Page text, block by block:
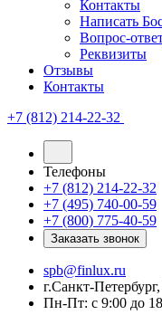
Контакты
Написать
Вопрос-
Реквизиты
Отзывы
Контакты
+7 (812) 214-22-32
Телефоны
+7 (812) 214-22-32
+7 (495) 740-00-59
+7 (800) 775-40-59
Заказать звонок
spb@finlux.ru
г.Санкт-
Пн-Пт: с 9:00 до